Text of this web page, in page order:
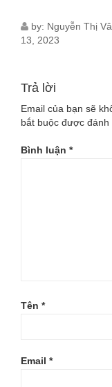
by: Nguyễn Thị
13, 2023
Trả lời
Email của bạn sẽ
bắt buộc được đánh
Bình luận *
Tên *
Email *